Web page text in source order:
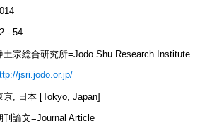
- 54
土宗総合研究所=Jodo Shu Research Institute
jsri.jodo.or.jp/
京, 日本 [Tokyo, Japan]
刊論文=Journal Article